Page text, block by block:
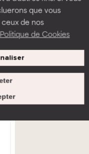
que vous
de nos
Politique de Cookies
l’oxygène : il
transformant en
Les points noirs
lorsqu’on les
prennent
de sébum fluide
minuscule